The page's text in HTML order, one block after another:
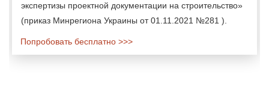
экспертизы проектной документации на строительство»
(приказ Минрегиона Украины от 01.11.2021 №281 ).
Попробовать бесплатно >>>